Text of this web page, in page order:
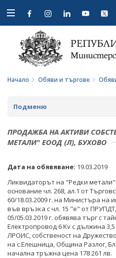
Open
navigation
Начало Обяви и търгове
Подменю
ПРОФИЛ НА КУПУВАЧА
ВЪТРЕШНИ ПРАВИЛА И
ПРОЦЕДУРИ
СЪБИРАНЕ НА ОФЕРТИ С
ПАЗАРНИ КОНСУЛТАЦИИ
СТАНОВИЩА НА АОП
ОБЯВЛЕНИЯ ЗА
ПРОФИЛ НА КУПУВАЧА ДО
ВЪТРЕШНИ ПРАВИЛА И
ПРОЦЕДУРИ
ПУБЛИЧНИ ПОКАНИ
ПОКАНИ
ОБЯВЛЕНИЯ ЗА
ОБЯВИ И ТЪРГОВЕ
ОБЩЕСТВЕНИ ПОРЪЧКИ ДО
РАЗПРОДАЖБА НА
БЮЛЕТИН ПРОДАЖБИ НА
ОБЯВИ
ПРОДАЖБА НА АКТИВИ
МЕТАЛИ" ЕООД (Л), БУХОВО
Дата на обявяване: 19.03.2019
Ликвидаторът на "Редки
основание чл. 268, ал.1 от
60/18.03.2009 г. на Министъра на
във връзка с чл. 15 "е" от
05/05.03.2019 г. обявява търг с
Eлектропровод 6 Kv с дължина
ЛРОИС, собственост на
на с.Елешница, Oбщина Разлог,
начална тръжна цена 178 261 лв.